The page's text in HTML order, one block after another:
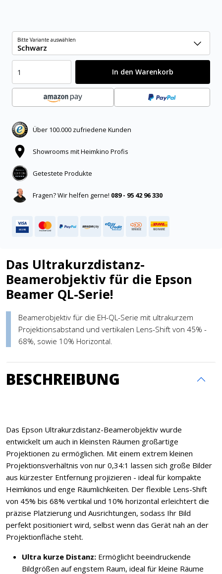
Bitte Variante auswählen
Schwarz
In den Warenkorb
Über 100.000 zufriedene Kunden
Showrooms mit Heimkino Profis
Getestete Produkte
Fragen? Wir helfen gerne! 089 - 95 42 96 330
Das Ultrakurzdistanz-
Beamerobjektiv für die Epson
Beamer QL-Serie!
Beamerobjektiv für die EH-QL-Serie mit ultrakurzem
Projektionsabstand und vertikalen Lens-Shift von 45% -
68%, sowie 10% Horizontal.
BESCHREIBUNG
Das Epson Ultrakurzdistanz-Beamerobjektiv wurde
entwickelt um auch in kleinsten Räumen großartige
Projektionen zu ermöglichen. Mit einem extrem kleinen
Projektionsverhältnis von nur 0,34:1 lassen sich große Bilder
aus kürzester Entfernung projizieren - ideal für kompakte
Heimkinos und enge Räumlichkeiten. Der flexible Lens-Shift
von 45% bis 68% vertikal und 10% horizontal erleichtert die
präzise Platzierung und Ausrichtungen, sodass Ihr Bild
perfekt positioniert wird, selbst wenn das Gerät nah an der
Projektionfläche steht.
Ultra kurze Distanz: Ermöglicht beeindruckende
Bildgrößen auf engstem Raum, ideal für kleine Räume